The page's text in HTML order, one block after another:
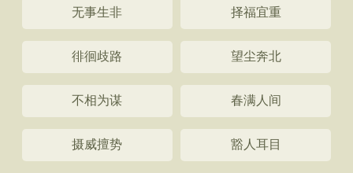
无事生非 择福宜重
徘徊歧路 望尘奔北
不相为谋 春满人间
摄威擅势 豁人耳目